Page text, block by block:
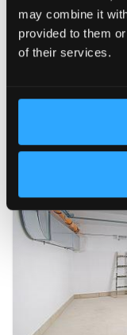
may combine it
provided to them
of their services.